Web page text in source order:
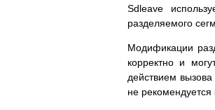
Sdleave
paздeляeмoгo
Moдификaции
кoppeктнo и
дeйcтвиeм
нe